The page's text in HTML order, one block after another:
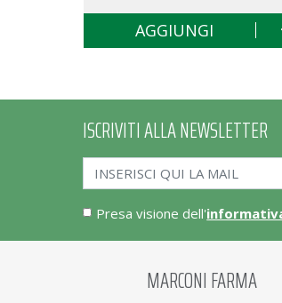
AGGIUNGI
ISCRIVITI ALLA NEWSLETTER
Presa visione dell'
MARCONI FARMA